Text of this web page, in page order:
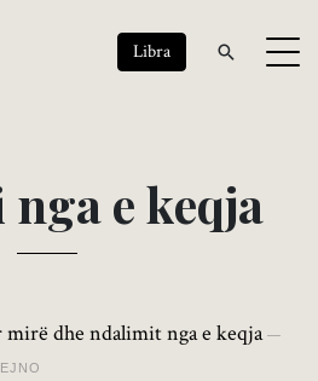
Libra
ngaekeqja
dhe ndalimit nga e keqja